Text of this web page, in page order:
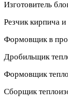
Изготовитель
Резчик кирпича
Формовщик в
Дробильщик
Формовщик
Сборщик